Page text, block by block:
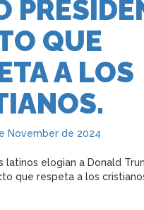
QUE
A LOS
November de 2024
latinos elogian a Donald
que respeta a los